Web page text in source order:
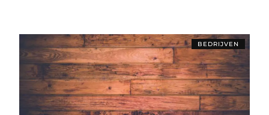
BEDRIJVEN